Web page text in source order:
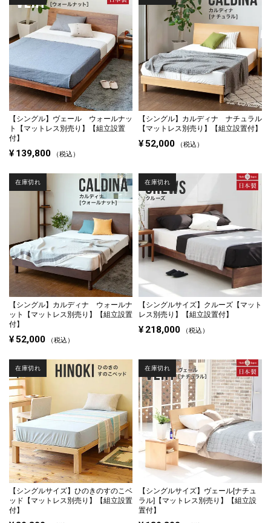
【シングル】 ヴェール ウォールナッ
ト【マットレス別売り】【組立設置
付】
¥ 139,800 税込
【シングル】 カルディナ ナチュラル
【マットレス別売り】【組立設置付】
¥52,000 税込
【シングル】 カルディナ ウォールナ
ット【マットレス別売り】【組立設置
付】
¥52,000 税込
在庫切れ
【シングルサイズ】 クルーズ【マット
レス別売り】【組立設置付】
¥ 218,000 税込
在庫切れ
【シングルサイズ】 ひのきのすのこベ
ッド【マットレス別売り】【組立設置
付】
在庫切れ
【シングルサイズ】 ヴェール[ナチュ
ラル]【マットレス別売り】【組立設
置付】
在庫切れ